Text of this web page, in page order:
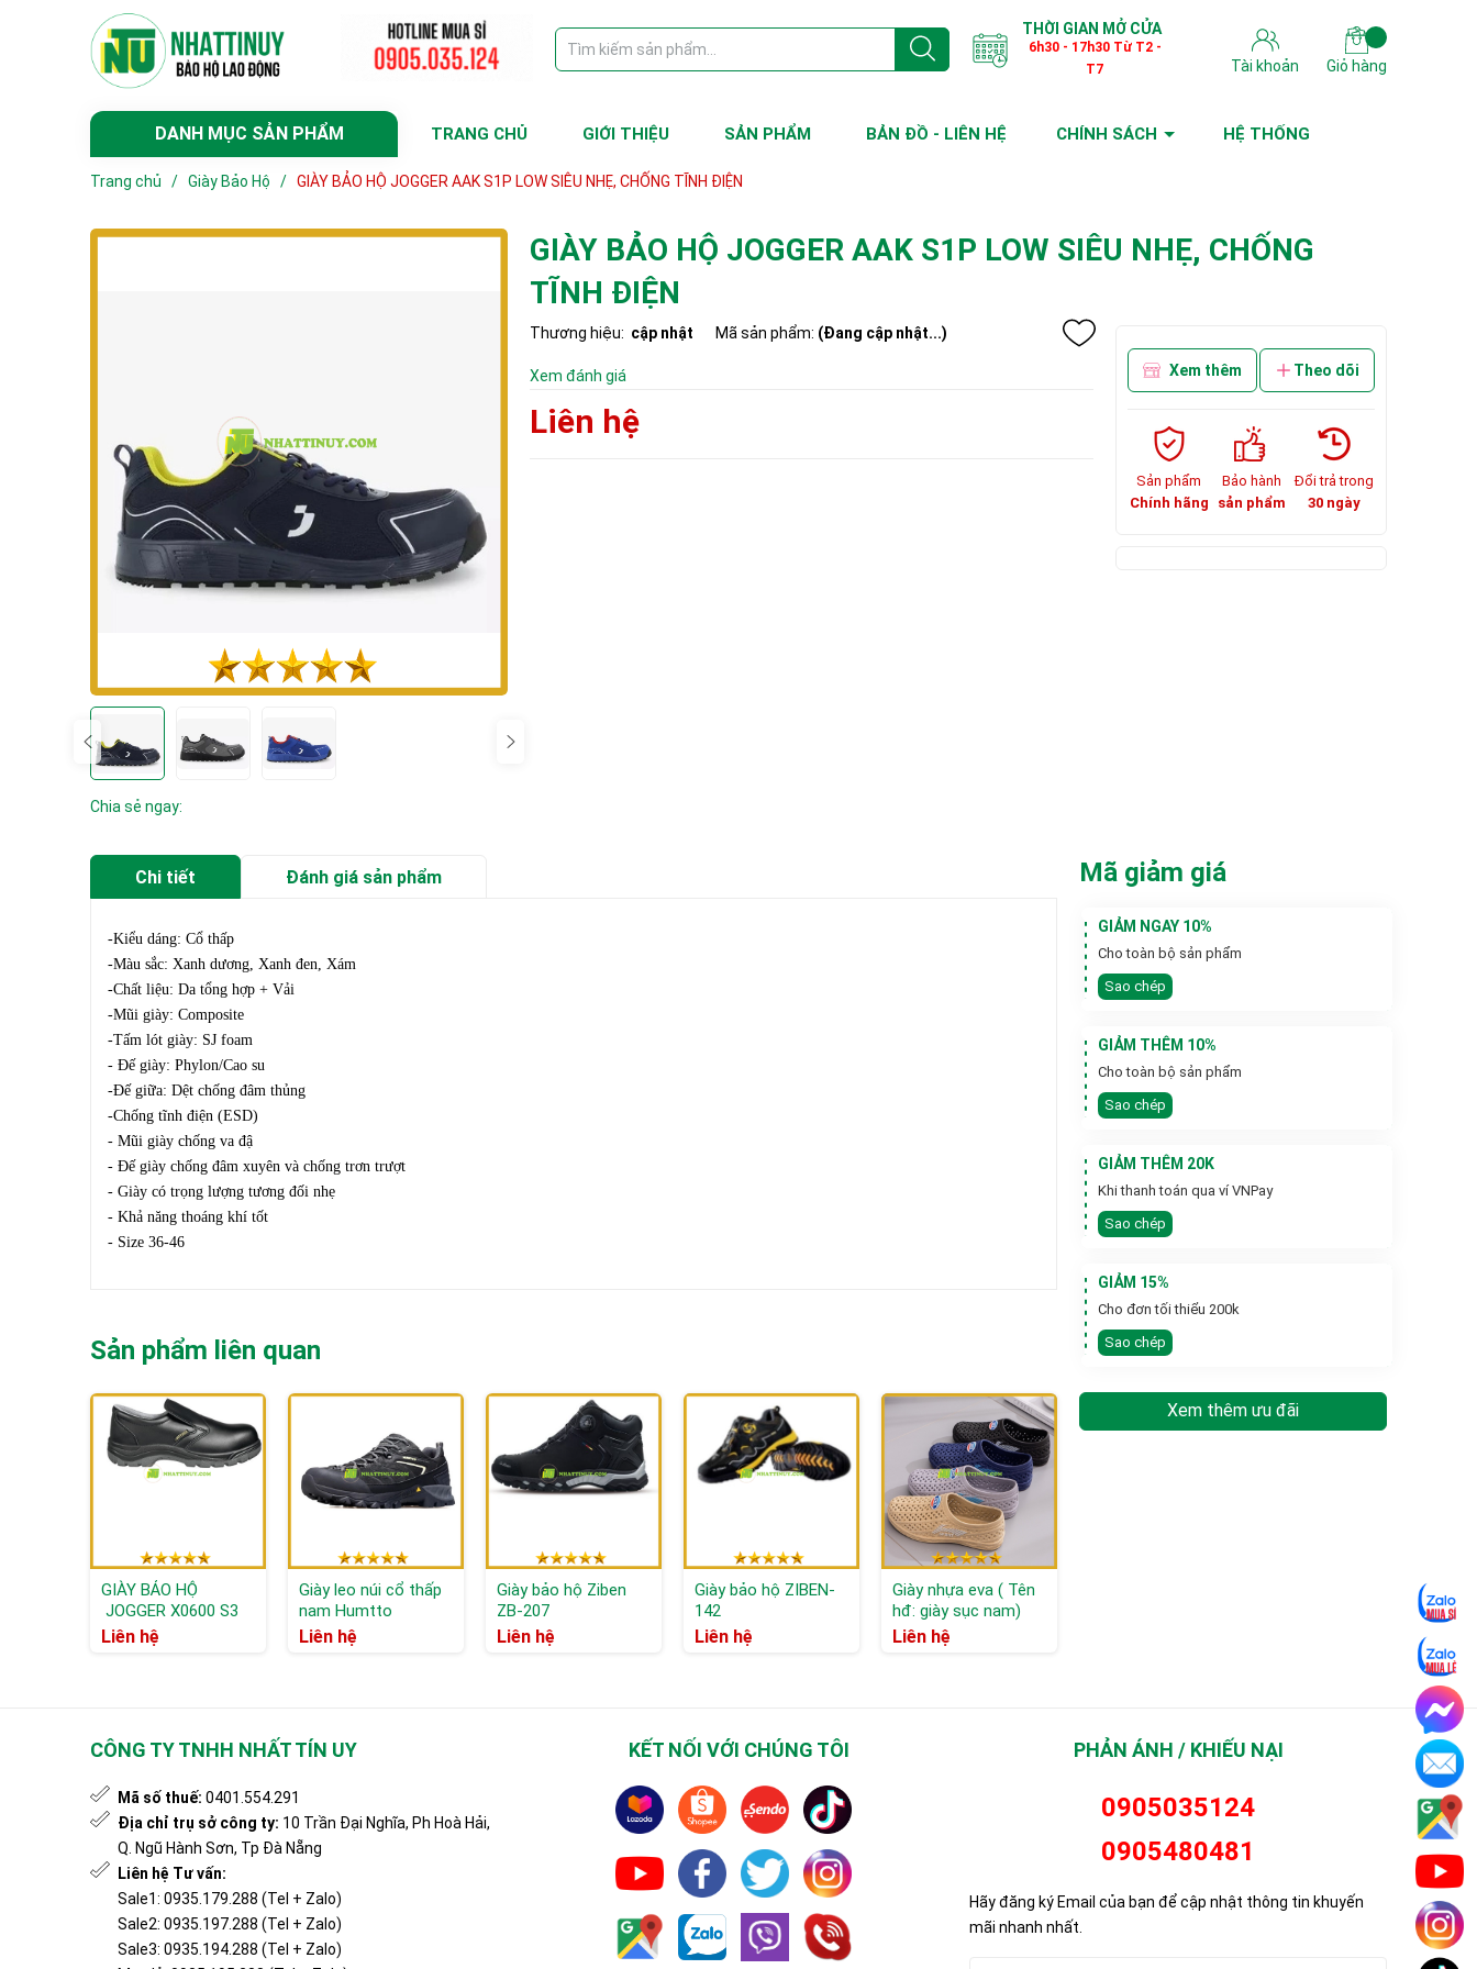
THỜI GIAN MỞ CỬA
6h30 - 17h30 Từ T2 -
T7
Tài khoản Giỏ hàng
DANH MỤC SẢN PHẨM TRANG CHỦ GIỚI THIỆU SẢN PHẨM BẢN ĐỒ - LIÊN HỆ CHÍNH SÁCH HỆ THỐNG
Trang chủ / Giày Bảo Hộ / GIÀY BẢO HỘ JOGGER AAK S1P LOW SIÊU NHẸ, CHỐNG TĨNH ĐIỆN
Chia sẻ ngay:
GIÀY BẢO HỘ JOGGER AAK S1P LOW SIÊU NHẸ, CHỐNG
TĨNH ĐIỆN
Thương hiệu: cập nhật Mã sản phẩm: (Đang cập nhật...)
Xem đánh giá
Liên hệ
Xem thêm Theo dõi
Sản phẩm
Chính hãng
Bảo hành
sản phẩm
Đổi trả trong
30 ngày
Chi tiết Đánh giá sản phẩm
-Kiểu dáng: Cổ thấp
-Màu sắc: Xanh dương, Xanh đen, Xám
-Chất liệu: Da tổng hợp + Vải
-Mũi giày: Composite
-Tấm lót giày: SJ foam
- Đế giày: Phylon/Cao su
-Đế giữa: Dệt chống đâm thủng
-Chống tĩnh điện (ESD)
- Mũi giày chống va đậ
- Đế giày chống đâm xuyên và chống trơn trượt
- Giày có trọng lượng tương đối nhẹ
- Khả năng thoáng khí tốt
- Size 36-46
Sản phẩm liên quan
GIÀY BẢO HỘ
JOGGER X0600 S3
SRC
Liên hệ
Giày leo núi cổ thấp
nam Humtto
140503A
Liên hệ
Giày bảo hộ Ziben
ZB-207
Liên hệ
Giày bảo hộ ZIBEN-
142
Liên hệ
Giày nhựa eva ( Tên
hđ: giày sục nam)
Liên hệ
Giày vải bộ đội thấp
Mã giảm giá
GIẢM NGAY 10%
Cho toàn bộ sản phẩm
Sao chép
GIẢM THÊM 10%
Cho toàn bộ sản phẩm
Sao chép
GIẢM THÊM 20K
Khi thanh toán qua ví VNPay
Sao chép
GIẢM 15%
Cho đơn tối thiểu 200k
Sao chép
Xem thêm ưu đãi
CÔNG TY TNHH NHẤT TÍN UY
Mã số thuế: 0401.554.291
Địa chỉ trụ sở công ty: 10 Trần Đại Nghĩa, Ph Hoà Hải,
Q. Ngũ Hành Sơn, Tp Đà Nẵng
Liên hệ Tư vấn:
Sale1: 0935.179.288 (Tel + Zalo)
Sale2: 0935.197.288 (Tel + Zalo)
Sale3: 0935.194.288 (Tel + Zalo)
KẾT NỐI VỚI CHÚNG TÔI PHẢN ÁNH / KHIẾU NẠI
0905035124
0905480481
Hãy đăng ký Email của bạn để cập nhật thông tin khuyến
mãi nhanh nhất.